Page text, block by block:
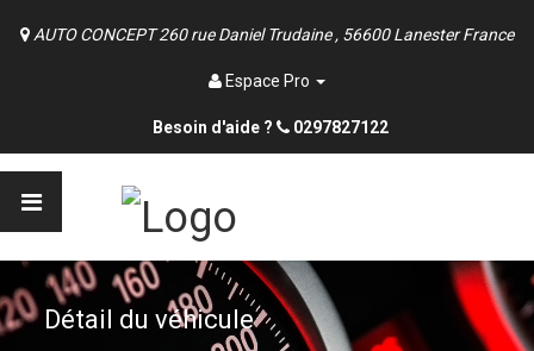
AUTO CONCEPT 260 rue Daniel Trudaine , 56600 Lanester France
Espace Pro
Besoin d'aide ? 0297827122
Détail du véhicule